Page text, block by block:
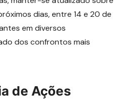
dias, entre 14 e 20 de
em diversos
dos confrontos mais
de Ações